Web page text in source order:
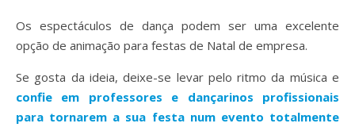
Os espectáculos de dança podem ser uma excelente
opção de animação para festas de Natal de empresa.
Se gosta da ideia, deixe-se levar pelo ritmo da música e
confie em professores e dançarinos profissionais
para tornarem a sua festa num evento totalmente